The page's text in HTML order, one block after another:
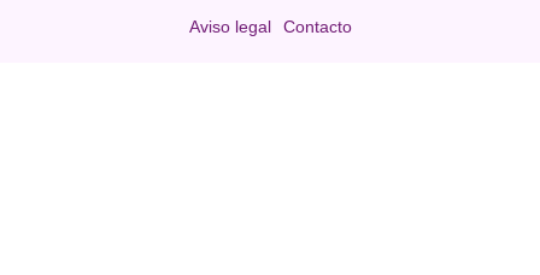
Aviso legal Contacto